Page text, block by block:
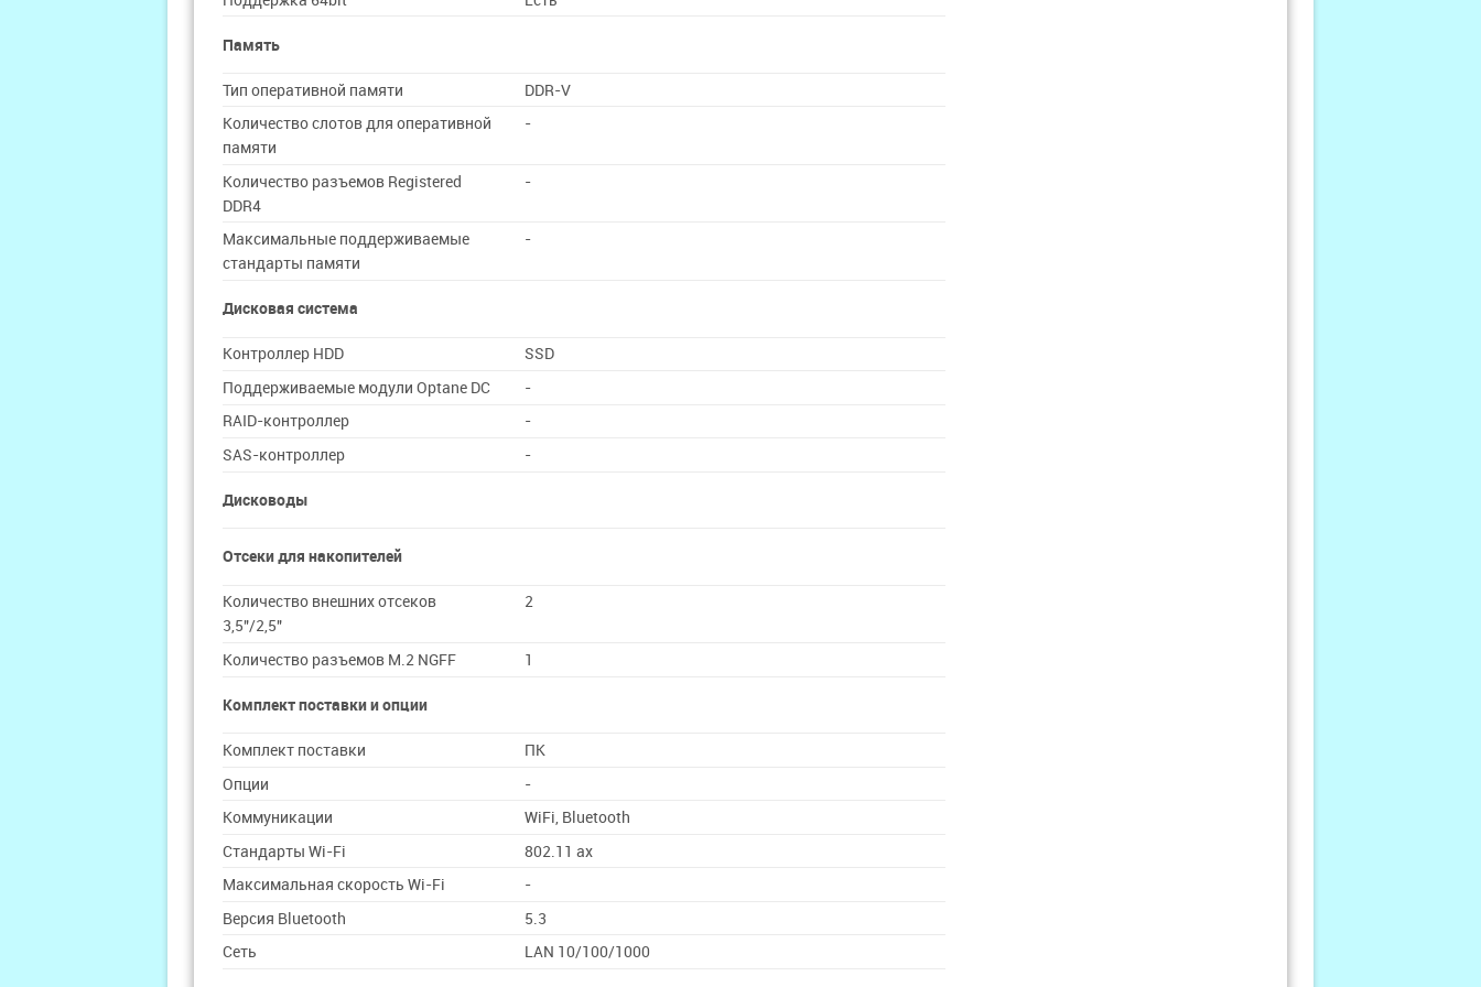
Память
Тип оперативной памяти
DDR-V
Количество слотов для оперативной
памяти
-
Количество разъемов Registered
DDR4
-
Максимальные поддерживаемые
стандарты памяти
-
Дисковая система
Контроллер HDD
SSD
Поддерживаемые модули Optane DC
-
RAID-контроллер
-
SAS-контроллер
-
Дисководы
Отсеки для накопителей
Количество внешних отсеков
3,5"/2,5"
2
Количество разъемов M.2 NGFF 1
Комплект поставки и опции
Комплект поставки
ПК
Опции
-
Коммуникации
WiFi, Bluetooth
Стандарты Wi-Fi
802.11 ax
Максимальная скорость Wi-Fi
-
Версия Bluetooth
5.3
Сеть
LAN 10/100/1000